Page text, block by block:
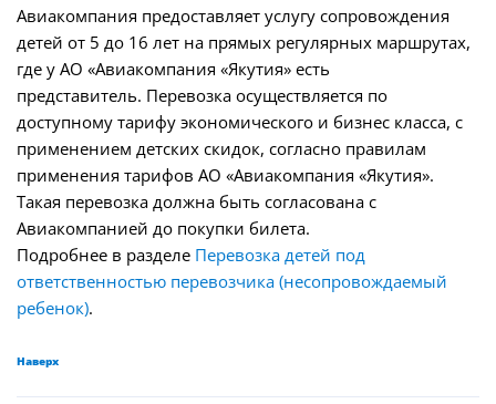
Авиакомпания предоставляет услугу сопровождения
детей от 5 до 16 лет на прямых регулярных маршрутах,
где у АО «Авиакомпания «Якутия» есть
представитель. Перевозка осуществляется по
доступному тарифу экономического и бизнес класса, с
применением детских скидок, согласно правилам
применения тарифов АО «Авиакомпания «Якутия».
Такая перевозка должна быть согласована с
Авиакомпанией до покупки билета.
Подробнее в разделе Перевозка детей под
ответственностью перевозчика (несопровождаемый
ребенок).
Наверх